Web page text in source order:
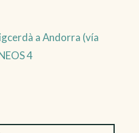
a Andorra (vía
4